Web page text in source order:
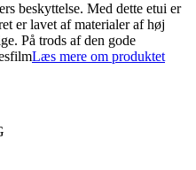
beskyttelse. Med dette etui er
er lavet af materialer af høj
På trods af den gode
Læs mere om produktet